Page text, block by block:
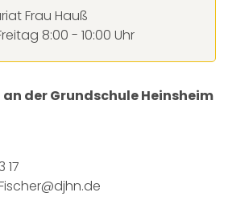
Frau Hauß
8:00 - 10:00 Uhr
der Grundschule Heinsheim
17